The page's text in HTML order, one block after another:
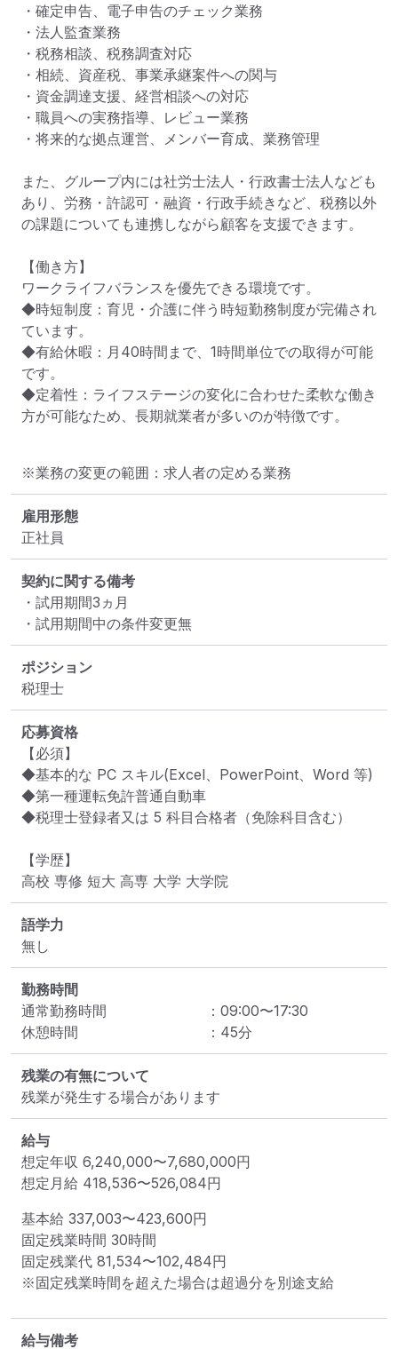
・確定申告、電子申告のチェック業務
・法人監査業務
・税務相談、税務調査対応
・相続、資産税、事業承継案件への関与
・資金調達支援、経営相談への対応
・職員への実務指導、レビュー業務
・将来的な拠点運営、メンバー育成、業務管理
また、グループ内には社労士法人・行政書士法人なども
あり、労務・許認可・融資・行政手続きなど、税務以外
の課題についても連携しながら顧客を支援できます。
【働き方】
ワークライフバランスを優先できる環境です。
◆時短制度：育児・介護に伴う時短勤務制度が完備され
ています。
◆有給休暇：月40時間まで、1時間単位での取得が可能
です。
◆定着性：ライフステージの変化に合わせた柔軟な働き
方が可能なため、長期就業者が多いのが特徴です。
※業務の変更の範囲：求人者の定める業務
雇用形態
正社員
契約に関する備考
・試用期間3ヵ月
・試用期間中の条件変更無
ポジション
税理士
応募資格
【必須】
◆基本的な PC スキル(Excel、PowerPoint、Word 等)
◆第一種運転免許普通自動車
◆税理士登録者又は 5 科目合格者（免除科目含む）
【学歴】
高校 専修 短大 高専 大学 大学院
語学力
無し
勤務時間
通常勤務時間
： 09:00〜17:30
休憩時間
： 45分
残業の有無について
残業が発生する場合があります
給与
想定年収 6,240,000〜7,680,000円
想定月給 418,536〜526,084円
基本給 337,003〜423,600円
固定残業時間 30時間
固定残業代 81,534〜102,484円
※固定残業時間を超えた場合は超過分を別途支給
給与備考